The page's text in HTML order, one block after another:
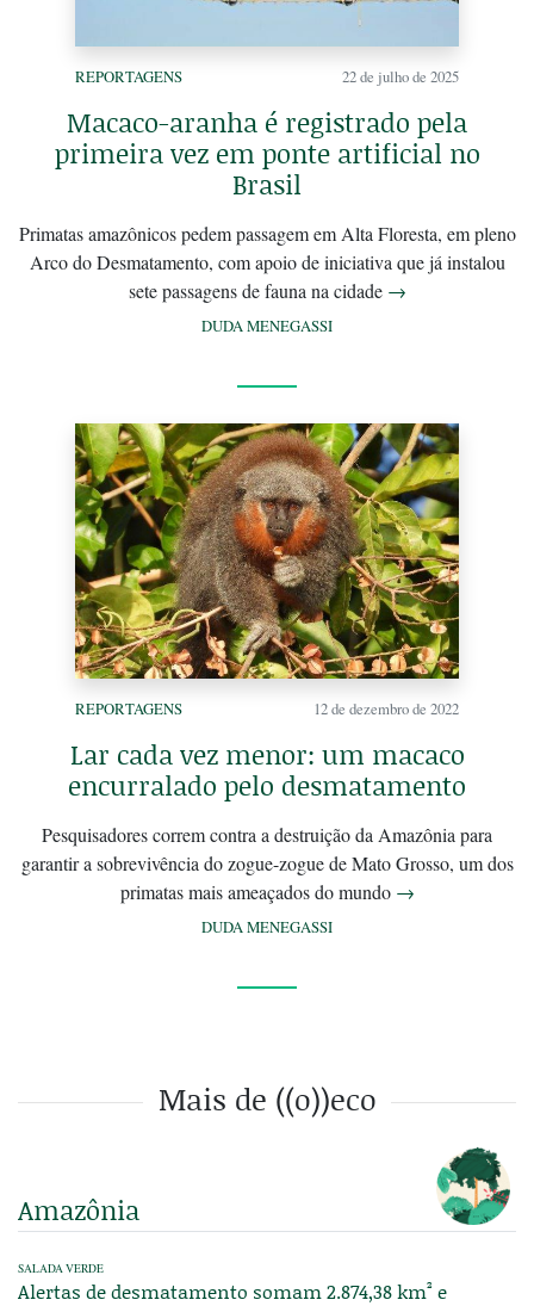
REPORTAGENS 22 de julho de 2025
Macaco-aranha é registrado pela
primeira vez em ponte artificial no
Brasil
Primatas amazônicos pedem passagem em Alta Floresta, em pleno
Arco do Desmatamento, com apoio de iniciativa que já instalou
sete passagens de fauna na cidade →
DUDA MENEGASSI
REPORTAGENS 12 de dezembro de 2022
Lar cada vez menor: um macaco
encurralado pelo desmatamento
Pesquisadores correm contra a destruição da Amazônia para
garantir a sobrevivência do zogue-zogue de Mato Grosso, um dos
primatas mais ameaçados do mundo →
DUDA MENEGASSI
Mais de ((o))eco
Amazônia
SALADA VERDE
Alertas de desmatamento somam 2.874,38 km² e